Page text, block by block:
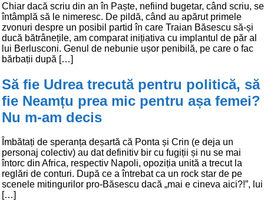
Chiar dacă scriu din an în Paște, nefiind bugetar, când scriu, se
întâmplă să le nimeresc. De pildă, când au apărut primele
zvonuri despre un posibil partid în care Traian Băsescu să-și
ducă bătrânețile, am comparat inițiativa cu implantul de păr al
lui Berlusconi. Genul de nebunie ușor penibilă, pe care o fac
bărbații după […]
Să fie Udrea trecută pentru politică, să
fie Neamțu prea mic pentru așa femei?
Nu m-am decis
Îmbătați de speranța deșartă că Ponta și Crin (e deja un
personaj colectiv) au dat definitiv bir cu fugiții și nu se mai
întorc din Africa, respectiv Napoli, opoziția unită a trecut la
reglări de conturi. După ce a întrebat ca un rock star de pe
scenele mitingurilor pro-Băsescu dacă „mai e cineva aici?!”, lui
[…]